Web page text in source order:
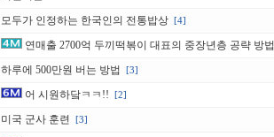
모두가 인정하는 한국인의 전통밥상 [4]
연매출 2700억 두끼떡볶이 대표의 중장년층 공략 방법
하루에 500만원 버는 방법 [3]
어 시원하닼ㅋㅋ!! [2]
미국 군사 훈련 [3]